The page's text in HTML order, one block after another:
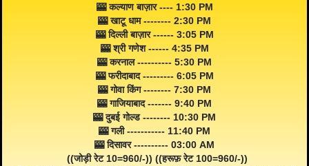
🎰 कल्याण बाज़ार ---- 1:30 PM
🎰 खाटू धाम -------- 2:30 PM
🎰 दिल्ली बाज़ार ------ 3:05 PM
🎰 श्री गणेश ------ 4:35 PM
🎰 करनाल ---------- 5:30 PM
🎰 फरीदाबाद --------- 6:05 PM
🎰 गोवा किंग -------- 7:30 PM
🎰 गाजियाबाद ------- 9:40 PM
🎰 दुबई गोल्ड -------- 10:30 PM
🎰 गली ----------- 11:40 PM
🎰 दिसावर ---------- 03:00 AM
((जोड़ी रेट 10=960/-)) ((हरूफ़ रेट 100=960/-))